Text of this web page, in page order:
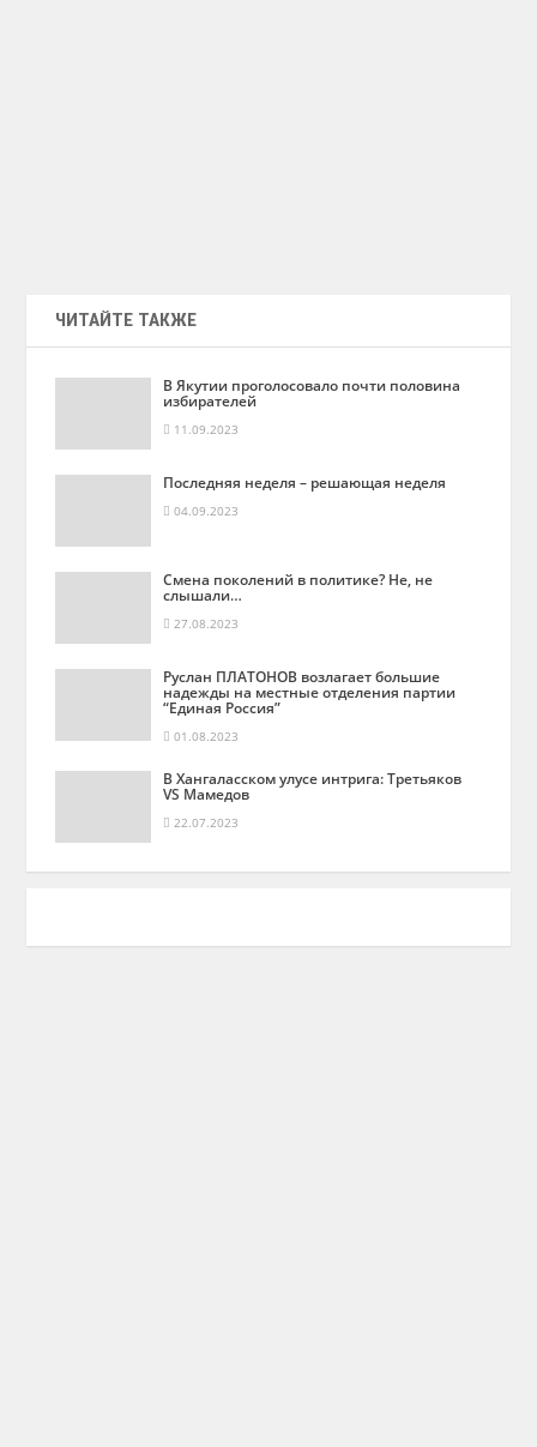
ЧИТАЙТЕ ТАКЖЕ
В Якутии проголосовало почти половина
избирателей
11.09.2023
Последняя неделя – решающая неделя
04.09.2023
Смена поколений в политике? Не, не
слышали…
27.08.2023
Руслан ПЛАТОНОВ возлагает большие
надежды на местные отделения партии
“Единая Россия”
01.08.2023
В Хангаласском улусе интрига: Третьяков
VS Мамедов
22.07.2023